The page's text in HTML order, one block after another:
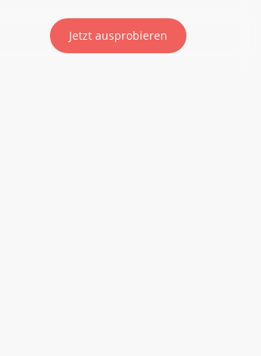
Jetzt ausprobieren